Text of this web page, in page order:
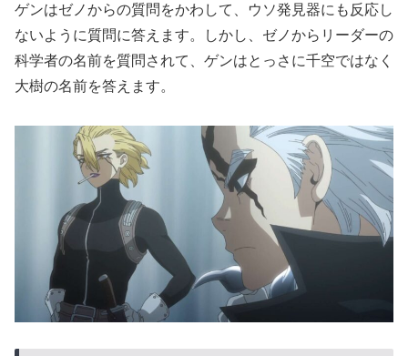
ゲンはゼノからの質問をかわして、ウソ発見器にも反応し
ないように質問に答えます。しかし、ゼノからリーダーの
科学者の名前を質問されて、ゲンはとっさに千空ではなく
大樹の名前を答えます。